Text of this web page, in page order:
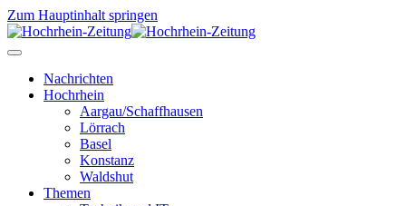
Zum Hauptinhalt springen
Nachrichten
Hochrhein
Aargau/Schaffhausen
Lörrach
Basel
Konstanz
Waldshut
Themen